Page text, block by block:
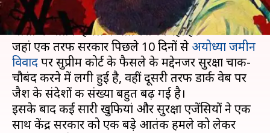
पाकिस्तान का आतंकी संगठन जैश-ए-मोहम्मद फिर से
भारत में आतंकी हमले की साजिश रच रहा है।
जहां एक तरफ सरकार पिछले 10 दिनों से अयोध्या जमीन
विवादपर सुप्रीम कोर्ट के फैसले के मद्देनजर सुरक्षा चाक-
चौबंद करने में लगी हुई है, वहीं दूसरी तरफ डार्क वेब पर
जैश के संदेशों की संख्या बहुत बढ़ गई है।
इसके बाद कई सारी खुफियां और सुरक्षा एजेंसियों ने एक
साथ केंद्र सरकार को एक बड़े आतंकी हमले को लेकर